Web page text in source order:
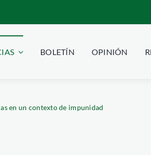
BOLETÍN OPINIÓN
en un contexto de impunidad